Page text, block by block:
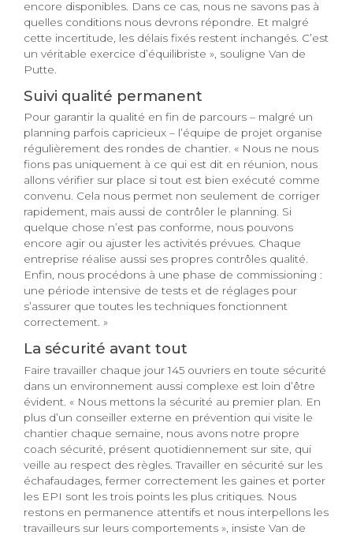
encore disponibles. Dans ce cas, nous ne savons pas à
quelles conditions nous devrons répondre. Et malgré
cette incertitude, les délais fixés restent inchangés. C’est
un véritable exercice d’équilibriste », souligne Van de
Putte.
Suivi qualité permanent
Pour garantir la qualité en fin de parcours – malgré un
planning parfois capricieux – l’équipe de projet organise
régulièrement des rondes de chantier. « Nous ne nous
fions pas uniquement à ce qui est dit en réunion, nous
allons vérifier sur place si tout est bien exécuté comme
convenu. Cela nous permet non seulement de corriger
rapidement, mais aussi de contrôler le planning. Si
quelque chose n’est pas conforme, nous pouvons
encore agir ou ajuster les activités prévues. Chaque
entreprise réalise aussi ses propres contrôles qualité.
Enfin, nous procédons à une phase de commissioning :
une période intensive de tests et de réglages pour
s’assurer que toutes les techniques fonctionnent
correctement. »
La sécurité avant tout
Faire travailler chaque jour 145 ouvriers en toute sécurité
dans un environnement aussi complexe est loin d’être
évident. « Nous mettons la sécurité au premier plan. En
plus d’un conseiller externe en prévention qui visite le
chantier chaque semaine, nous avons notre propre
coach sécurité, présent quotidiennement sur site, qui
veille au respect des règles. Travailler en sécurité sur les
échafaudages, fermer correctement les gaines et porter
les EPI sont les trois points les plus critiques. Nous
restons en permanence attentifs et nous interpellons les
travailleurs sur leurs comportements », insiste Van de